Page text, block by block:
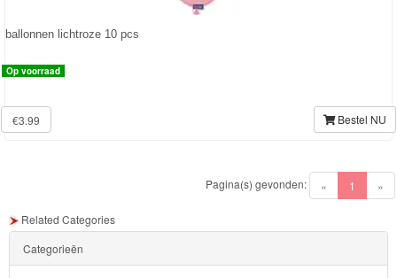
ballonnen lichtroze 10 pcs
Op voorraad
€3.99 Bestel NU
« 1 (current)
»
Pagina(s) gevonden:
Related Categories
Categorieën